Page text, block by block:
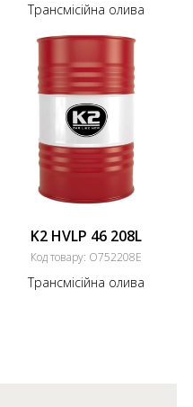
Трансмісійна олива
K2 HVLP 46 208L
Код товару: O752208E
Трансмісійна олива